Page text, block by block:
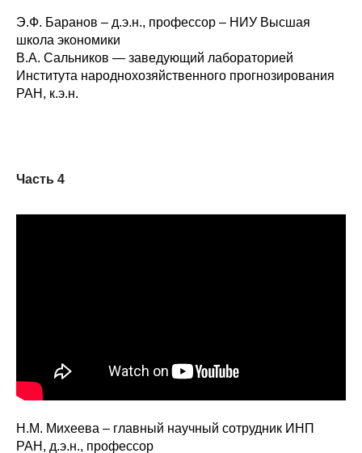
Э.Ф. Баранов – д.э.н., профессор – НИУ Высшая
школа экономики
В.А. Сальников — заведующий лабораторией
Института народнохозяйственного прогнозирования
РАН, к.э.н.
Часть 4
Н.М. Михеева – главный научный сотрудник ИНП
РАН, д.э.н., профессор